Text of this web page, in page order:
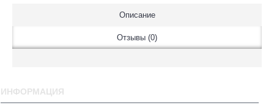
Описание
Отзывы (0)
ИНФОРМАЦИЯ